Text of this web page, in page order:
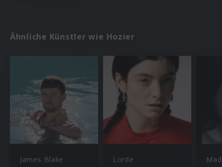
Ähnliche Künstler wie Hozier
James Blake Lorde